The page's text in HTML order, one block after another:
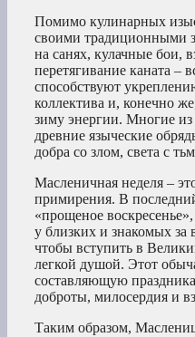
Помимо кулинарных
своими традиционными
на санях, кулачные бои,
перетягивание каната –
способствуют
коллектива и, конечно
зиму энергии. Многие из
древние языческие
добра со злом, света с
Масленичная неделя –
примирения. В
«прощеное
у близких и знакомых за
чтобы вступить в
легкой душой. Этот
составляющую
доброты, милосердия и
Таким образом,